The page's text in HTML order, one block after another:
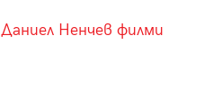
Даниел Ненчев филми